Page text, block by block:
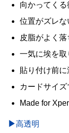
向かってく
位置がズレな
皮脂がよく
一気に埃を
貼り付け前
カードサイ
Made for
▶高透明